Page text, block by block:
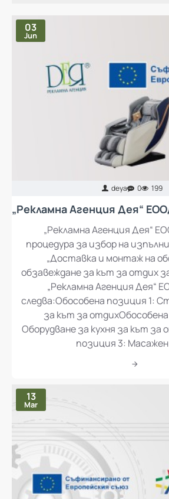
03
Jun
„Рекламна Агенция Дея“
процедура за избор на
„Доставка и монтаж на
обзавеждане за кът за отдих
„Рекламна Агенция Дея“
следва:Обособена позиция 1:
за кът за
Оборудване за кухня за кът за
позиция 3: Масажен
13
Mar